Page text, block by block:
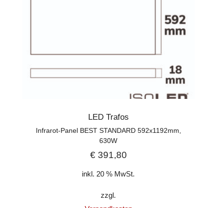
LED Trafos
Infrarot-Panel BEST STANDARD 592x1192mm,
630W
€391,80
inkl. 20 % MwSt.
zzgl.